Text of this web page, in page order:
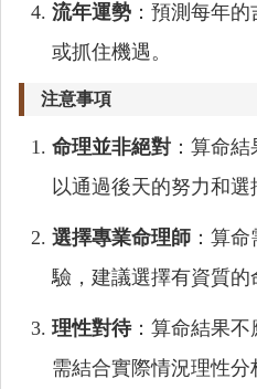
流年運勢 ：預測每年
或抓住機遇。
注意事項
命理並非絕對 ：算命
以通過後天的努力和選
選擇專業命理師 ：算
驗，建議選擇有資質的
理性對待：算命結果不
需結合實際情況理性分